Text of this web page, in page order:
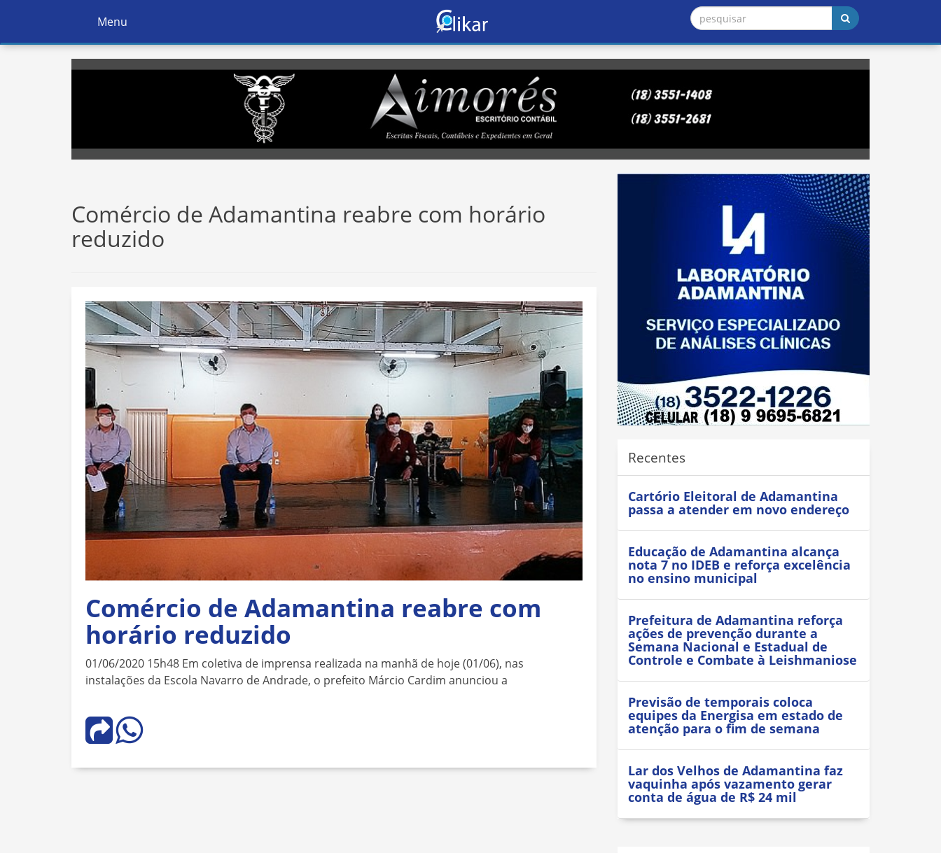
Ativar
Navegação
Menu
Comércio de Adamantina reabre com horário
reduzido
Comércio de Adamantina reabre com
horário reduzido
01/06/2020 15h48 Em coletiva de imprensa realizada na manhã de hoje (01/06), nas
instalações da Escola Navarro de Andrade, o prefeito Márcio Cardim anunciou a
Recentes
Cartório Eleitoral de Adamantina
passa a atender em novo endereço
Educação de Adamantina alcança
nota 7 no IDEB e reforça excelência
no ensino municipal
Prefeitura de Adamantina reforça
ações de prevenção durante a
Semana Nacional e Estadual de
Controle e Combate à Leishmaniose
Previsão de temporais coloca
equipes da Energisa em estado de
atenção para o fim de semana
Lar dos Velhos de Adamantina faz
vaquinha após vazamento gerar
conta de água de R$ 24 mil